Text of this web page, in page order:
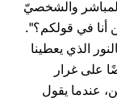
المباشر والشخصيّ
أنا في قولكم؟".
الذي يعطينا
على غرار
عندما يقول